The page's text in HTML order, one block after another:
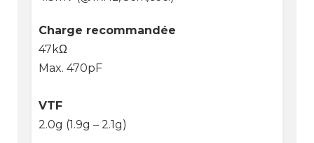
Charge recommandée
47kΩ
Max. 470pF
VTF
2.0g (1.9g – 2.1g)